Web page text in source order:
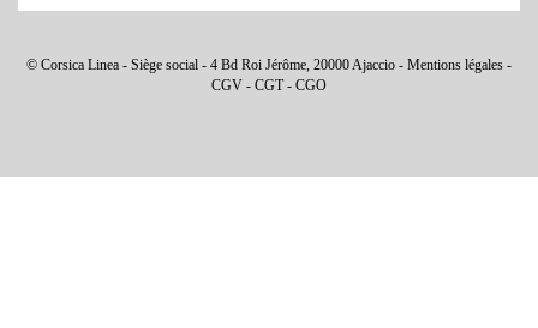
© Corsica Linea - Siège social - 4 Bd Roi Jérôme, 20000 Ajaccio - Mentions légales -
CGV - CGT- CGO